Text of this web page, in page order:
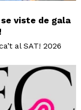
viste de gala
al SAT! 2026